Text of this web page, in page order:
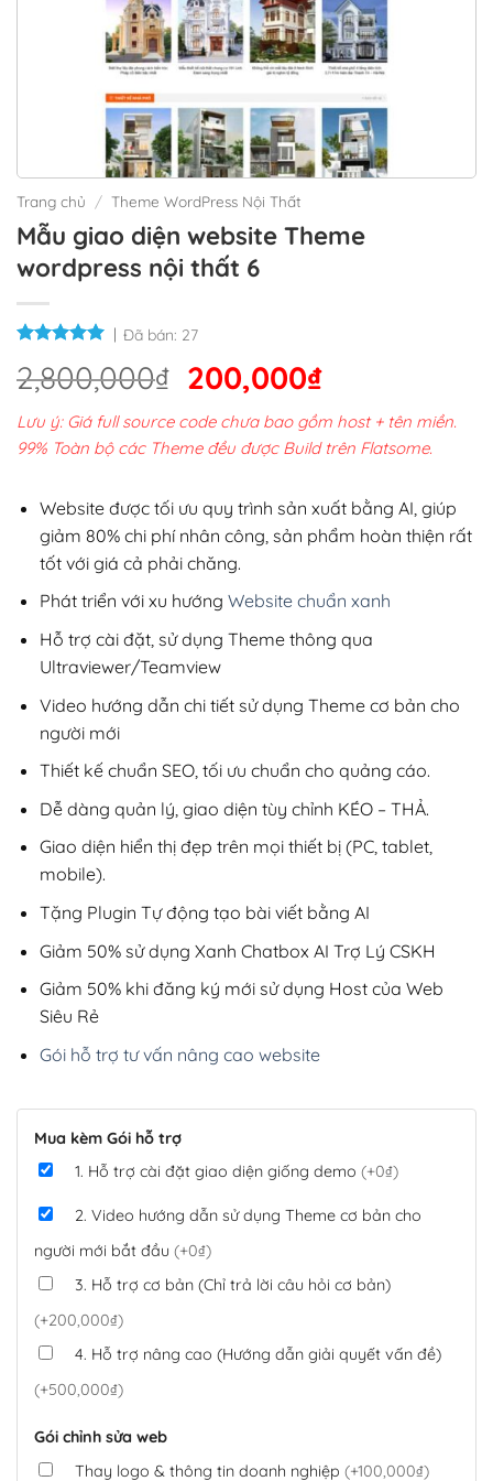
Trang chủ / Theme WordPress Nội Thất
Mẫu giao diện website Theme
wordpress nội thất 6
Đã bán: 27
2,800,000₫ Giá
gốc
là:
2,800,000₫.
200,000₫Giá
hiện
tại
200,000₫.
Lưu ý: Giá full source code chưa bao gồm host + tên miền.
99% Toàn bộ các Theme đều được Build trên Flatsome.
Website được tối ưu quy trình sản xuất bằng AI, giúp
giảm 80% chi phí nhân công, sản phẩm hoàn thiện rất
tốt với giá cả phải chăng.
Phát triển với xu hướng Website chuẩn xanh
Hỗ trợ cài đặt, sử dụng Theme thông qua
Ultraviewer/Teamview
Video hướng dẫn chi tiết sử dụng Theme cơ bản cho
người mới
Thiết kế chuẩn SEO, tối ưu chuẩn cho quảng cáo.
Dễ dàng quản lý, giao diện tùy chỉnh KÉO – THẢ.
Giao diện hiển thị đẹp trên mọi thiết bị (PC, tablet,
mobile).
Tặng Plugin Tự động tạo bài viết bằng AI
Giảm 50% sử dụng Xanh Chatbox AI Trợ Lý CSKH
Giảm 50% khi đăng ký mới sử dụng Host của Web
Siêu Rẻ
Gói hỗ trợ tư vấn nâng cao website
Mua kèm Gói hỗ trợ
1. Hỗ trợ cài đặt giao diện giống demo (+0₫)
2. Video hướng dẫn sử dụng Theme cơ bản cho
người mới bắt đầu (+0₫)
3. Hỗ trợ cơ bản (Chỉ trả lời câu hỏi cơ bản)
(+200,000₫)
4. Hỗ trợ nâng cao (Hướng dẫn giải quyết vấn đề)
(+500,000₫)
Gói chỉnh sửa web
Thay logo & thông tin doanh nghiệp (+100,000₫)